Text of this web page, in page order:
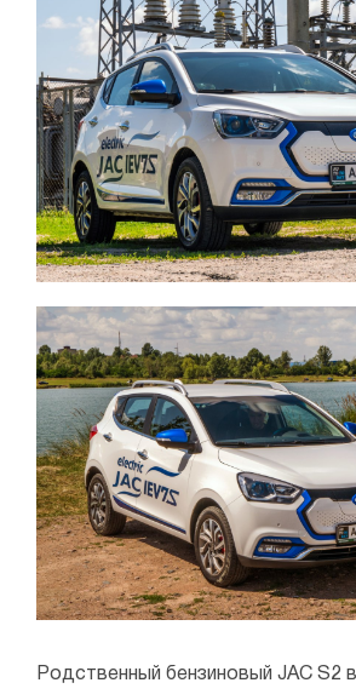
Родственный бензиновый JAC S2